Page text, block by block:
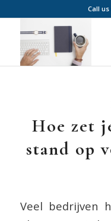
Call us
Hoe zet
stand op
Veel bedrijven